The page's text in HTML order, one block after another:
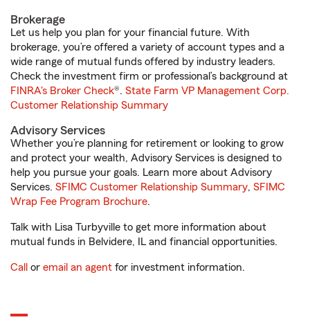
Brokerage
Let us help you plan for your financial future. With
brokerage, you’re offered a variety of account types and a
wide range of mutual funds offered by industry leaders.
Check the investment firm or professional’s background at
FINRA's Broker Check®. State Farm VP Management Corp.
Customer Relationship Summary
Advisory Services
Whether you’re planning for retirement or looking to grow
and protect your wealth, Advisory Services is designed to
help you pursue your goals. Learn more about Advisory
Services. SFIMC Customer Relationship Summary, SFIMC
Wrap Fee Program Brochure.
Talk with Lisa Turbyville to get more information about
mutual funds in Belvidere, IL and financial opportunities.
Call or email an agent for investment information.